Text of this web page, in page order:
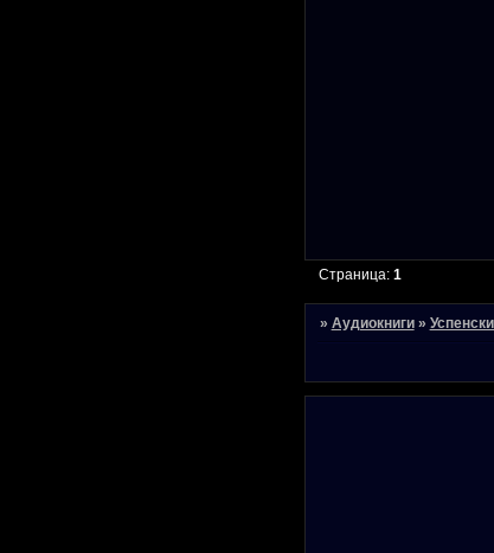
Страница: 1
» Аудиокниги »